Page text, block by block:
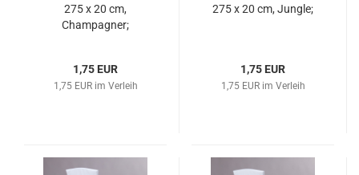
275 x 20 cm,
Champagner;
1,75 EUR
1,75 EUR im Verleih
275 x 20 cm, Jungle;
1,75 EUR
1,75 EUR im Verleih